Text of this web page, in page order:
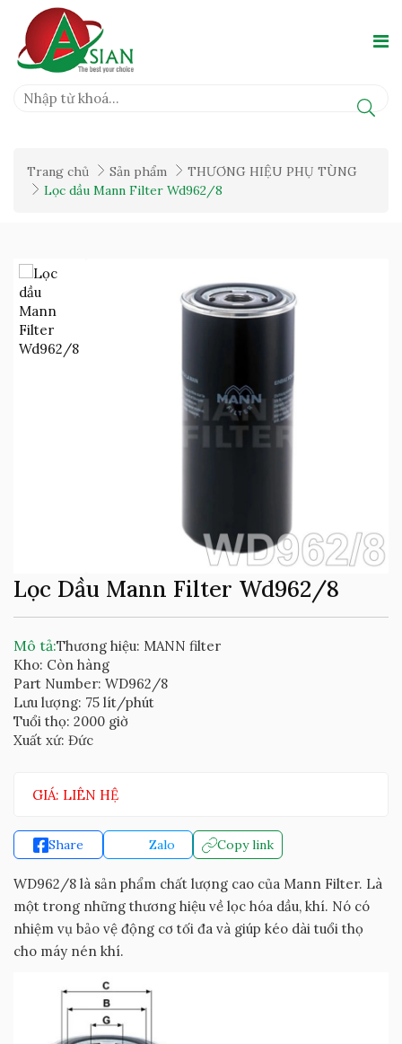
Trang chủ Sản phẩm
THƯƠNG HIỆU PHỤ TÙNG
Lọc dầu Mann Filter Wd962/8
Lọc Dầu Mann Filter Wd962/8
Mô tả:Thương hiệu: MANN filter
Kho: Còn hàng
Part Number: WD962/8
Lưu lượng: 75 lít/phút
Tuổi thọ: 2000 giờ
Xuất xứ: Đức
GIÁ: LIÊN HỆ
Share Zalo Copy link
WD962/8 là sản phẩm chất lượng cao của Mann Filter. Là
một trong những thương hiệu về lọc hóa dầu, khí. Nó có
nhiệm vụ bảo vệ động cơ tối đa và giúp kéo dài tuổi thọ
cho máy nén khí.